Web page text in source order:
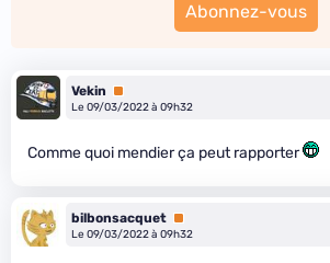
Abonnez-vous
Vekin
Premium
Le 09/03/2022 à 09h32
Comme quoi mendier ça peut rapporter
bilbonsacquet Premium
Le 09/03/2022 à 09h32